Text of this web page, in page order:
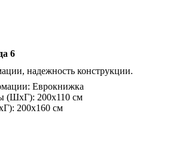
6
надежность конструкции.
: Еврокнижка
(ШxГ): 200х110 см
: 200х160 см